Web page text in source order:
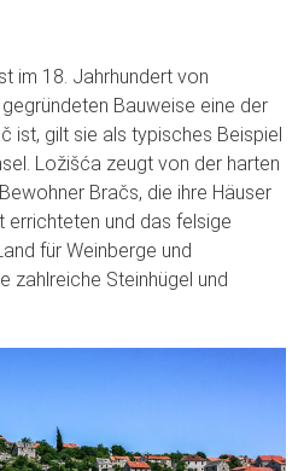
im 18. Jahrhundert von
Bauweise eine der
ist, gilt sie als typisches Beispiel
Ložišća zeugt von der harten
Bračs, die ihre Häuser
errichteten und das felsige
für Weinberge und
zahlreiche Steinhügel und